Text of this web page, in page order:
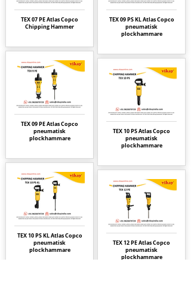
TEX 07 PE Atlas Copco
Chipping Hammer
TEX 09 PE Atlas Copco
pneumatisk
plockhammare
TEX 10 PS KL Atlas Copco
pneumatisk
plockhammare
TEX 09 PS KL Atlas Copco
pneumatisk
plockhammare
TEX 10 PS Atlas Copco
pneumatisk
plockhammare
TEX 12 PE Atlas Copco
pneumatisk
plockhammare